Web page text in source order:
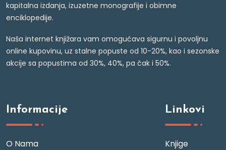
kapitalna izdanja, izuzetne monografije i obimne
enciklopedije.
Naša internet knjižara vam omogućava sigurnu i povoljnu
online kupovinu, uz stalne popuste od 10-20%, kao i sezonske
akcije sa popustima od 30%, 40%, pa čak i 50%.
Informacije
O Nama
Linkovi
Knjige